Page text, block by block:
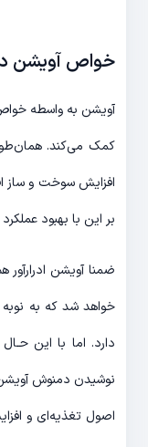
خواص آویشن
آویشن به واسطه
کمک می‌کند.
افزایش سوخت و ساز
بر این با بهبود
ضمنا آویشن
خواهد شد که به
دارد. اما با این
نوشیدن دمنوش
اصول تغذیه‌ای و